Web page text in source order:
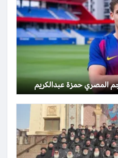
المصري حمزة عبدالكريم